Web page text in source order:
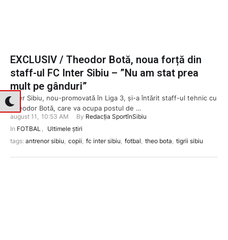
EXCLUSIV / Theodor Botă, noua forță din
staff-ul FC Inter Sibiu – ”Nu am stat prea
mult pe gânduri”
Inter Sibiu, nou-promovată în Liga 3, și-a întărit staff-ul tehnic cu
Theodor Botă, care va ocupa postul de …
august 11 , 10:53 AM By Redacția SportînSibiu
In FOTBAL , Ultimele știri
tags: antrenor sibiu, copii, fc inter sibiu, fotbal, theo bota, tigrii sibiu